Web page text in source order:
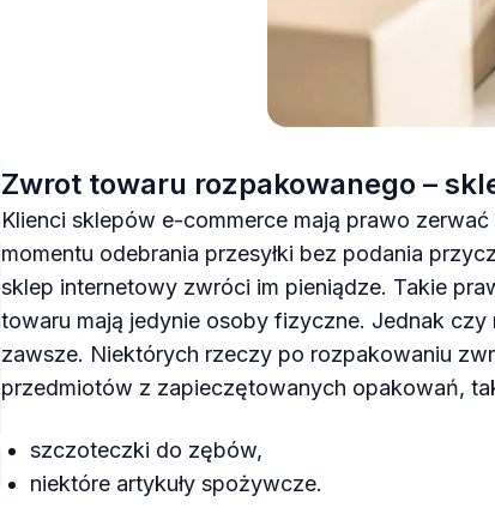
Zwrot towaru rozpakowanego –
Klienci sklepów e-commerce mają prawo
momentu odebrania przesyłki bez podania
sklep internetowy zwróci im pieniądze. Takie
towaru mają jedynie osoby fizyczne. Jednak
zawsze. Niektórych rzeczy po rozpakowaniu
przedmiotów z zapieczętowanych opakowań,
szczoteczki do zębów,
niektóre artykuły spożywcze.